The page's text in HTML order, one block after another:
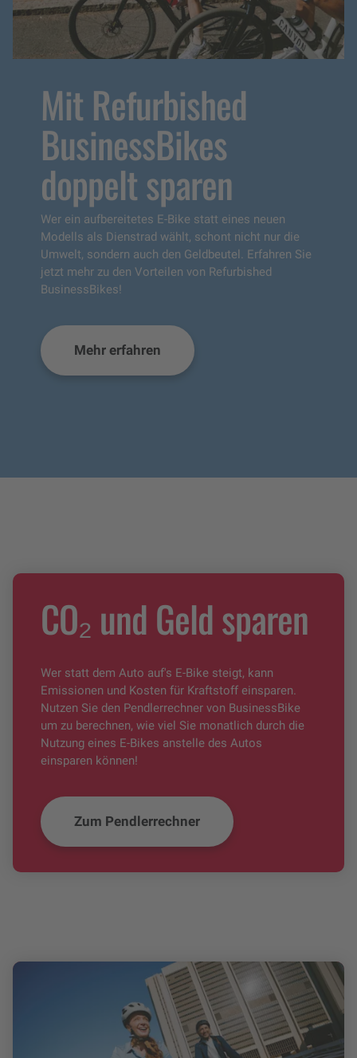
Mit Refurbished
BusinessBikes
doppelt sparen
Wer ein aufbereitetes E-Bike statt eines neuen
Modells als Dienstrad wählt, schont nicht nur die
Umwelt, sondern auch den Geldbeutel. Erfahren Sie
jetzt mehr zu den Vorteilen von Refurbished
BusinessBikes!
Mehr erfahren
CO₂ und Geld sparen
Wer statt dem Auto auf's E-Bike steigt, kann
Emissionen und Kosten für Kraftstoff einsparen.
Nutzen Sie den Pendlerrechner von BusinessBike
um zu berechnen, wie viel Sie monatlich durch die
Nutzung eines E-Bikes anstelle des Autos
einsparen können!
Zum Pendlerrechner